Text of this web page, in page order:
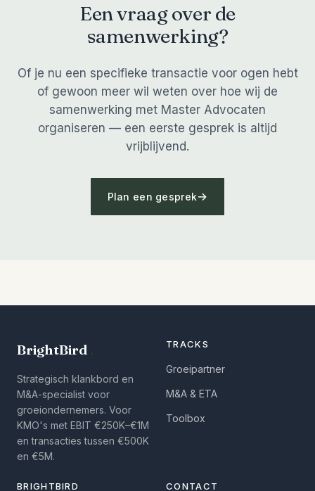
Een vraag over de
samenwerking?
Of je nu een specifieke transactie voor ogen hebt
of gewoon meer wil weten over hoe wij de
samenwerking met Master Advocaten
organiseren — een eerste gesprek is altijd
vrijblijvend.
Plan een gesprek
BrightBird
Strategisch klankbord en
M&A-specialist voor
groeiondernemers. Voor
KMO's met EBIT €250K–€1M
en transacties tussen €500K
en €5M.
TRACKS
Groeipartner
M&A & ETA
Toolbox
BRIGHTBIRD CONTACT